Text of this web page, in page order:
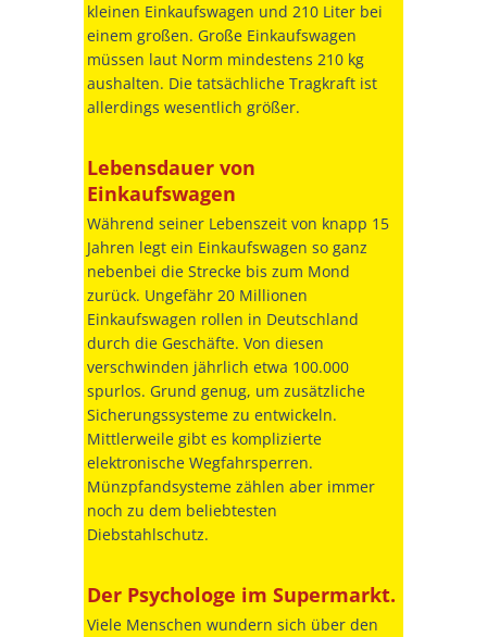
kleinen Einkaufswagen und 210 Liter bei
einem großen. Große Einkaufswagen
müssen laut Norm mindestens 210 kg
aushalten. Die tatsächliche Tragkraft ist
allerdings wesentlich größer.
Lebensdauer von
Einkaufswagen
Während seiner Lebenszeit von knapp 15
Jahren legt ein Einkaufswagen so ganz
nebenbei die Strecke bis zum Mond
zurück. Ungefähr 20 Millionen
Einkaufswagen rollen in Deutschland
durch die Geschäfte. Von diesen
verschwinden jährlich etwa 100.000
spurlos. Grund genug, um zusätzliche
Sicherungssysteme zu entwickeln.
Mittlerweile gibt es komplizierte
elektronische Wegfahrsperren.
Münzpfandsysteme zählen aber immer
noch zu dem beliebtesten
Diebstahlschutz.
Der Psychologe im Supermarkt.
Viele Menschen wundern sich über den